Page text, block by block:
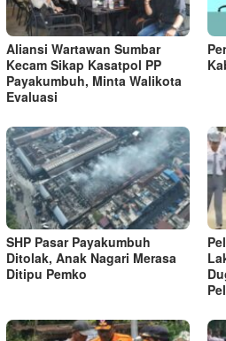
Aliansi Wartawan Sumbar
Kecam Sikap Kasatpol PP
Payakumbuh, Minta Walikota
Evaluasi
SHP Pasar Payakumbuh
Ditolak, Anak Nagari Merasa
Ditipu Pemko